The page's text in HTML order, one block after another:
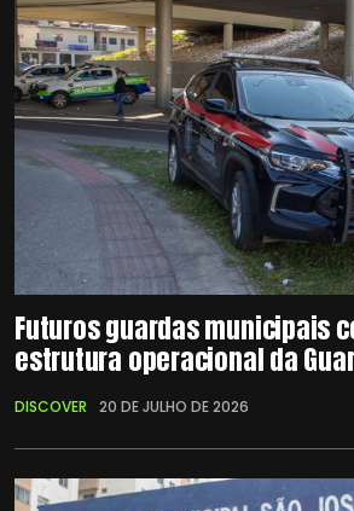
Futuros guardas municipais
estrutura operacional da
DISCOVER 20 DE JULHO DE 2026